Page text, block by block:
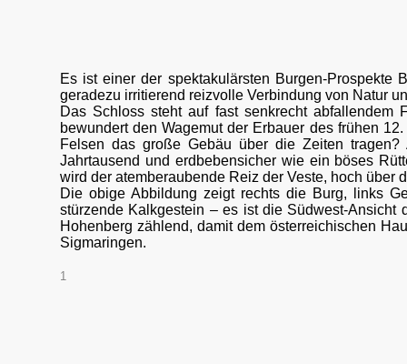
Es ist einer der spektakulärsten Burgen-Prospekte
geradezu irritierend reizvolle Verbindung von Natur
Das Schloss steht auf fast senkrecht
bewundert den Wagemut der Erbauer des frühen
Felsen das große Gebäu über die Zeiten
Jahrtausend und erdbebensicher wie ein böses
wird der atemberaubende Reiz der Veste, hoch über
Die obige Abbildung zeigt rechts die Burg, links
stürzende Kalkgestein – es ist die Südwest-Ansicht
Hohenberg zählend, damit dem österreichischen
Sigmaringen.
1